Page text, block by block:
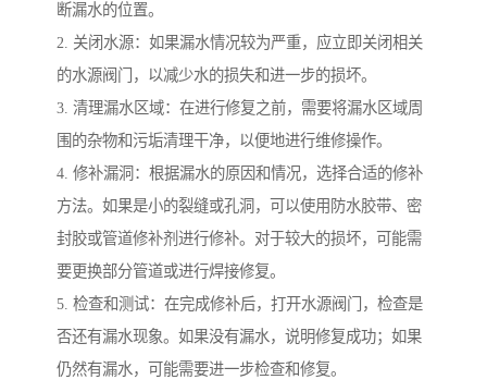
断漏水的位置。
2. 关闭水源：如果漏水情况较为严重，应立即关闭相关
的水源阀门，以减少水的损失和进一步的损坏。
3. 清理漏水区域：在进行修复之前，需要将漏水区域周
围的杂物和污垢清理干净，以便地进行维修操作。
4. 修补漏洞：根据漏水的原因和情况，选择合适的修补
方法。如果是小的裂缝或孔洞，可以使用防水胶带、密
封胶或管道修补剂进行修补。对于较大的损坏，可能需
要更换部分管道或进行焊接修复。
5. 检查和测试：在完成修补后，打开水源阀门，检查是
否还有漏水现象。如果没有漏水，说明修复成功；如果
仍然有漏水，可能需要进一步检查和修复。